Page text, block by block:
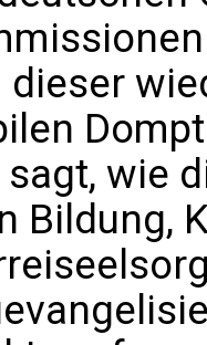
dieser
sagt, wie
Bildung,